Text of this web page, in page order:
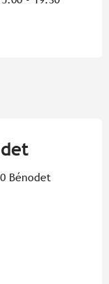
Bénodet